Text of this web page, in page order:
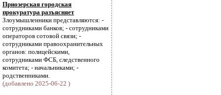
Приозерская городская
прокуратура разъясняет
Злоумышленники представляются: -
сотрудниками банков; - сотрудниками
операторов сотовой связи; -
сотрудниками правоохранительных
органов: полицейскими,
сотрудниками ФСБ, следственного
комитета; - начальниками; -
родственниками.
(добавлено 2025-06-22 )